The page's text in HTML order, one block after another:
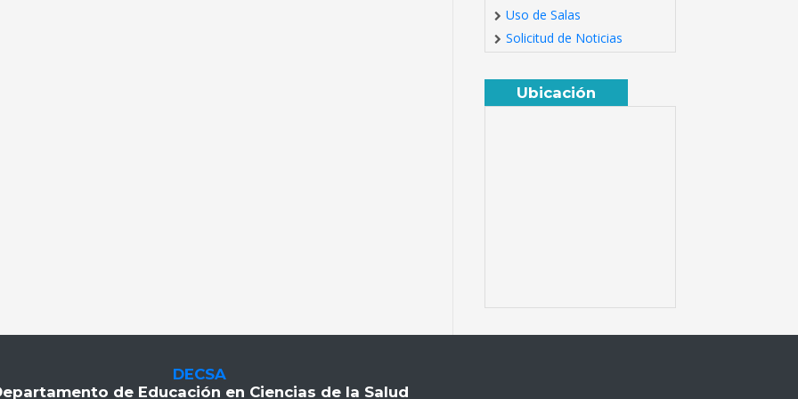
Uso de Salas
Solicitud de Noticias
Ubicación
DECSA
de Educación en Ciencias de la Salud